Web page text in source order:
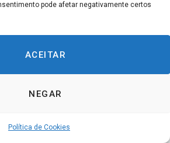
pode afetar negativamente certos
ACEITAR
NEGAR
Política de Cookies
seja, de uma vida virtuosa.
de Autolesão e a
aqui se refere
compreende uma parte da